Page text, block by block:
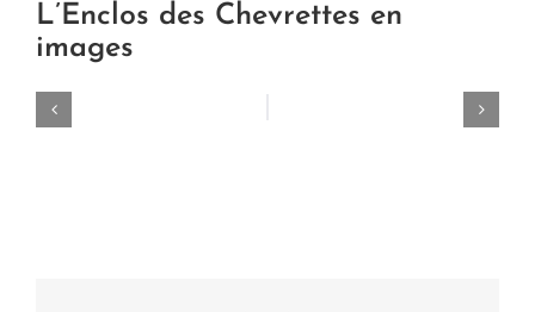
L’Enclos des Chevrettes en
images